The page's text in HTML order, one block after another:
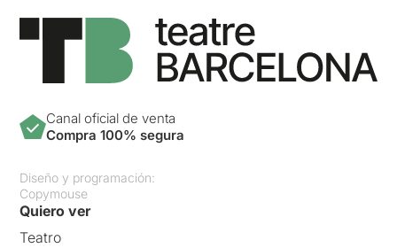
Canal oficial de venta
Compra 100% segura
Diseño y programación:
Copymouse
Quiero ver
Teatro